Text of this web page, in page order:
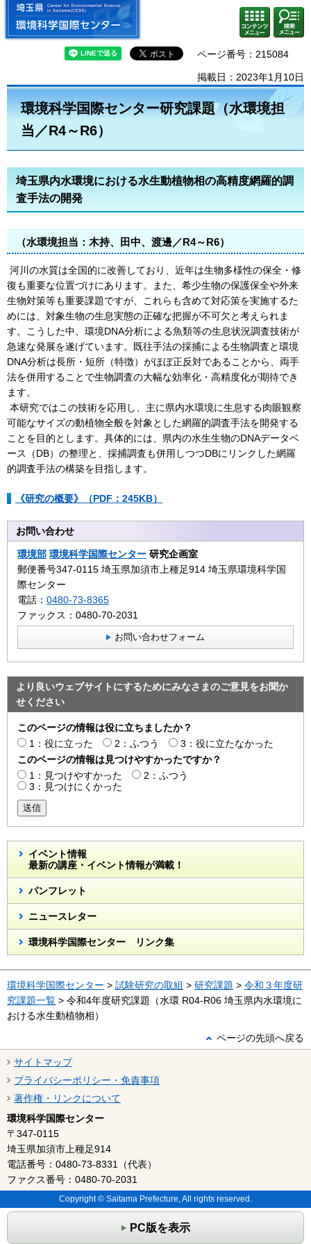
埼玉県 環境科学国際センター
コンテ
ンツメ
ニュー
検索・
共通メ
ニュー
ページ番号：215084
掲載日：2023年1月10日
環境科学国際センター研究課題（水環境担
当／R4～R6）
埼玉県内水環境における水生動植物相の高精度網羅的調
査手法の開発
（水環境担当：木持、田中、渡邊／R4～R6）
河川の水質は全国的に改善しており、近年は生物多様性の保全・修
復も重要な位置づけにあります。また、希少生物の保護保全や外来
生物対策等も重要課題ですが、これらも含めて対応策を実施するた
めには、対象生物の生息実態の正確な把握が不可欠と考えられま
す。こうした中、環境DNA分析による魚類等の生息状況調査技術が
急速な発展を遂げています。既往手法の採捕による生物調査と環境
DNA分析は長所・短所（特徴）がほぼ正反対であることから、両手
法を併用することで生物調査の大幅な効率化・高精度化が期待でき
ます。
本研究ではこの技術を応用し、主に県内水環境に生息する肉眼観察
可能なサイズの動植物全般を対象とした網羅的調査手法を開発する
ことを目的とします。具体的には、県内の水生生物のDNAデータベ
ース（DB）の整理と、採捕調査も併用しつつDBにリンクした網羅
的調査手法の構築を目指します。
《研究の概要》（PDF：245KB）
お問い合わせ
環境部 環境科学国際センター 研究企画室
郵便番号347-0115 埼玉県加須市上種足914 埼玉県環境科学国
際センター
電話： 0480-73-8365
ファックス：0480-70-2031
お問い合わせフォーム
より良いウェブサイトにするためにみなさまのご意見をお聞か
せください
このページの情報は役に立ちましたか？
1：役に立った
2：ふつう
3：役に立たなかった
このページの情報は見つけやすかったですか？
1：見つけやすかった
2：ふつう
3：見つけにくかった
送信
イベント情報
最新の講座・イベント情報が満載！
パンフレット
ニュースレター
環境科学国際センター リンク集
環境科学国際センター > 試験研究の取組 > 研究課題 > 令和３年度研
究課題一覧 > 令和4年度研究課題（水環 R04-R06 埼玉県内水環境に
おける水生動植物相）
ページの先頭へ戻る
サイトマップ
プライバシーポリシー・免責事項
著作権・リンクについて
環境科学国際センター
〒347-0115
埼玉県加須市上種足914
電話番号：0480-73-8331（代表）
ファクス番号：0480-70-2031
Copyright © Saitama Prefecture, All rights reserved.
PC版を表示